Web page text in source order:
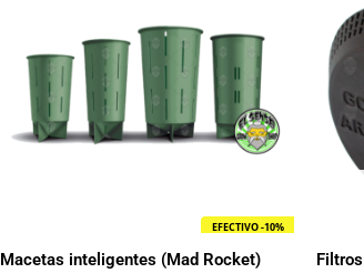
EFECTIVO -10%
Macetas inteligentes (Mad Rocket)
$5.600,00
hasta
$57.800,00
múltiples
variantes.
Las
opciones
se
en